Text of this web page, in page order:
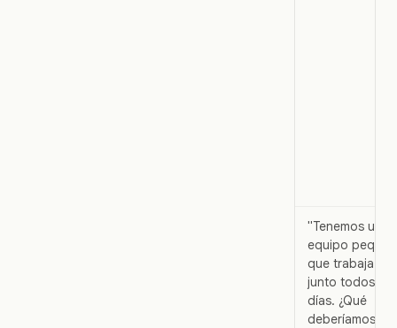
"Tenemos un
equipo
que trabaja
junto todos los
días. ¿Qué
deberíamos